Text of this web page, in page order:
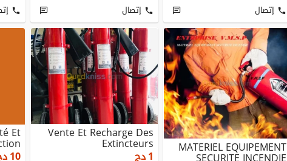
إتصال إتصال
MATERIEL EQUIPEMENT
Vente Et Recharge Des
Extincteurs
1دج
Et
10